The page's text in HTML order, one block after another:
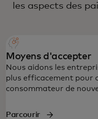
les aspects des
Moyens d'accepter
Nous aidons les
plus efficacement pour
consommateur de
Parcourir